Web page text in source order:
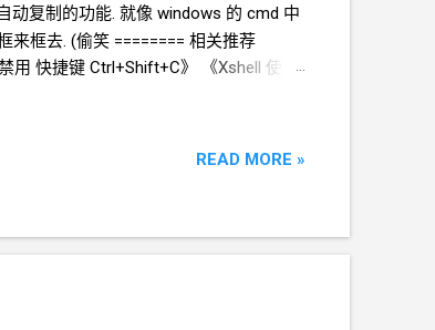
动复制的功能. 就像 windows 的 cmd 中
框去. (偷笑 ======== 相关推荐
用 快捷键 Ctrl+Shift+C》 《Xshell 使用
READ MORE »